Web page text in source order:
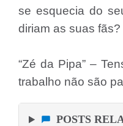
se esquecia do
diriam as suas fãs?
“Zé da Pipa” –
trabalho não são
POSTS